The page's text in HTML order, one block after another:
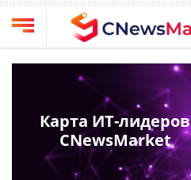
Выбрать
провайдера
Компании
CNews
Конференции
Техника
Карта ИТ-лидеров
CNewsMarket